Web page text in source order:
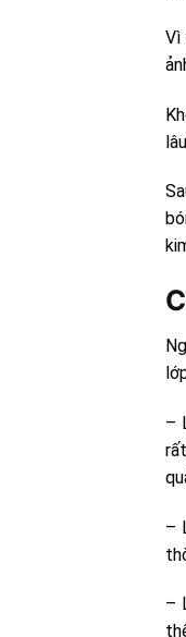
Vì
–
–
–